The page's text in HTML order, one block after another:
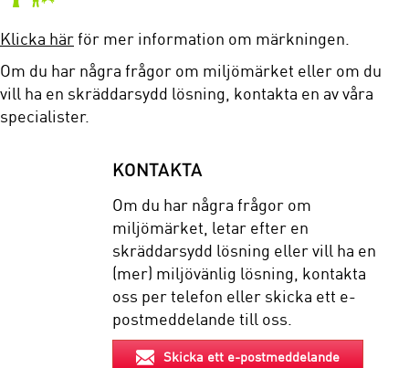
Klicka härför mer information om märkningen.
Om du har några frågor om miljömärket eller om du
vill ha en skräddarsydd lösning, kontakta en av våra
specialister.
KONTAKTA
Om du har några frågor om
miljömärket, letar efter en
skräddarsydd lösning eller vill ha en
(mer) miljövänlig lösning, kontakta
oss per telefon eller skicka ett e-
postmeddelande till oss.
Skicka ett e-postmeddelande